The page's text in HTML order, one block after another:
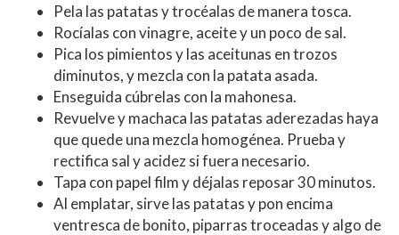
Pela las patatas y trocéalas de manera tosca.
Rocíalas con vinagre, aceite y un poco de sal.
Pica los pimientos y las aceitunas en trozos
diminutos, y mezcla con la patata asada.
Enseguida cúbrelas con la mahonesa.
Revuelve y machaca las patatas aderezadas haya
que quede una mezcla homogénea. Prueba y
rectifica sal y acidez si fuera necesario.
Tapa con papel film y déjalas reposar 30 minutos.
Al emplatar, sirve las patatas y pon encima
ventresca de bonito, piparras troceadas y algo de